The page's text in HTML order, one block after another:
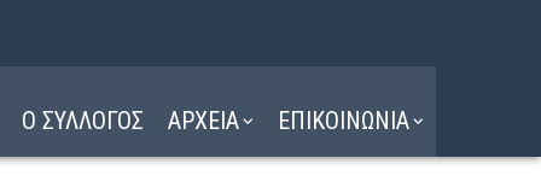
Ο ΣΥΛΛΟΓΟΣ ΑΡΧΕΙΑ ΕΠΙΚΟΙΝΩΝΙΑ